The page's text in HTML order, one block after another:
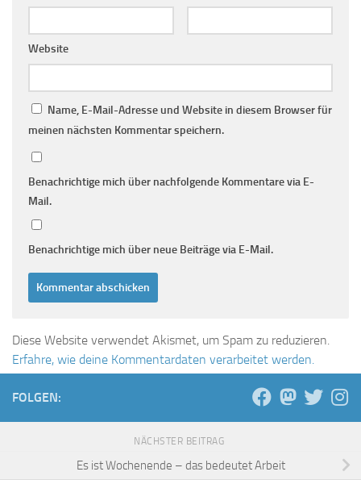
Website
Name, E-Mail-Adresse und Website in diesem Browser für
meinen nächsten Kommentar speichern.
Benachrichtige mich über nachfolgende Kommentare via E-
Mail.
Benachrichtige mich über neue Beiträge via E-Mail.
Diese Website verwendet Akismet, um Spam zu reduzieren.
Erfahre, wie deine Kommentardaten verarbeitet werden.
FOLGEN:
NÄCHSTER BEITRAG
Es ist Wochenende – das bedeutet Arbeit